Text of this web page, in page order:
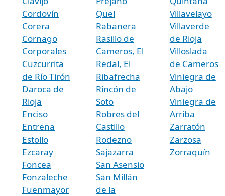
Cordovín
Corera
Cornago
Corporales
Cuzcurrita
de Río Tirón
Daroca de
Rioja
Enciso
Entrena
Estollo
Ezcaray
Foncea
Fonzaleche
Fuenmayor
Quel
Rabanera
Rasillo de
Cameros, El
Redal, El
Ribafrecha
Rincón de
Soto
Robres del
Castillo
Rodezno
Sajazarra
San Asensio
San Millán
de la
Villavelayo
Villaverde
de Rioja
Villoslada
de Cameros
Viniegra de
Abajo
Viniegra de
Arriba
Zarratón
Zarzosa
Zorraquín